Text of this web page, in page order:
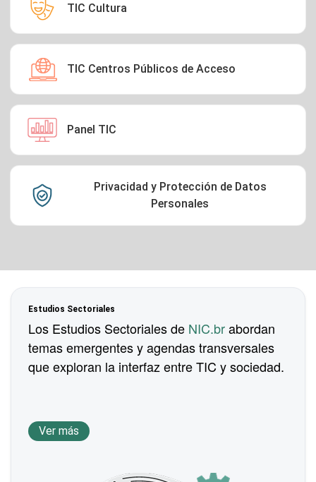
TIC Cultura
TIC Centros Públicos de Acceso
Panel TIC
Privacidad y Protección de Datos
Personales
Estudios Sectoriales
Los Estudios Sectoriales de NIC.brabordan
temas emergentes y agendas transversales
que exploran la interfaz entre TIC y sociedad.
Ver más